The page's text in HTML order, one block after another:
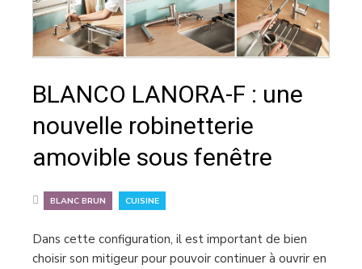
BLANCO LANORA-F : une
nouvelle robinetterie
amovible sous fenêtre
BLANC BRUN CUISINE
Dans cette configuration, il est important de bien
choisir son mitigeur pour pouvoir continuer à ouvrir en